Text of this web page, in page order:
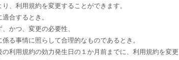
、利用規約を変更することができます。
合するとき。
かつ、変更の必要性、
る事情に照らして合理的なものであるとき。
利用規約の効力発生日の１か月前までに、利用規約を変更